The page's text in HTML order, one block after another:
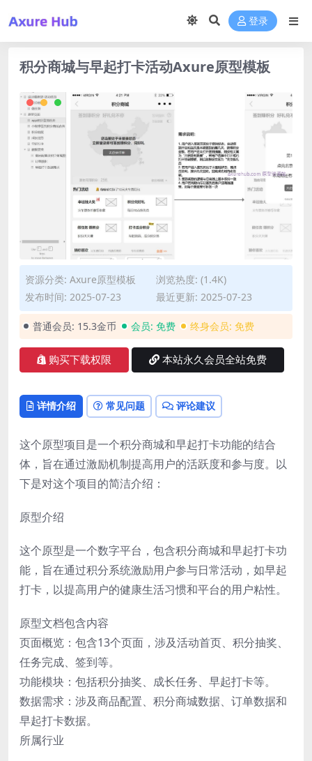
登录
积分商城与早起打卡活动Axure原型模板
资源分类: Axure原型模板
浏览热度: (1.4K)
发布时间: 2025-07-23
最近更新: 2025-07-23
普通会员: 15.3金币 会员: 免费 终身会员: 免费
购买下载权限 本站永久会员全站免费
详情介绍 常见问题 评论建议
这个原型项目是一个积分商城和早起打卡功能的结合
体，旨在通过激励机制提高用户的活跃度和参与度。以
下是对这个项目的简洁介绍：
原型介绍
这个原型是一个数字平台，包含积分商城和早起打卡功
能，旨在通过积分系统激励用户参与日常活动，如早起
打卡，以提高用户的健康生活习惯和平台的用户粘性。
原型文档包含内容
页面概览：包含13个页面，涉及活动首页、积分抽奖、
任务完成、签到等。
功能模块：包括积分抽奖、成长任务、早起打卡等。
数据需求：涉及商品配置、积分商城数据、订单数据和
早起打卡数据。
所属行业